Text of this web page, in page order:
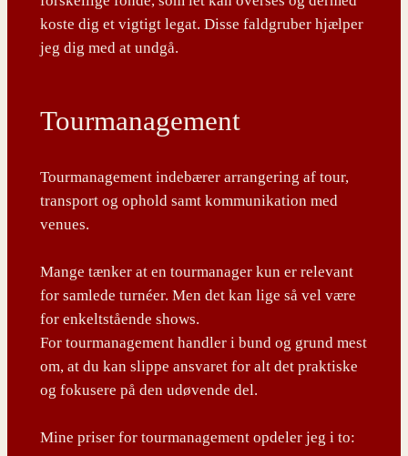
koste dig et vigtigt legat. Disse faldgruber hjælper
jeg dig med at undgå.
Tourmanagement
Tourmanagement indebærer arrangering af tour,
transport og ophold samt kommunikation med
venues.
Mange tænker at en tourmanager kun er relevant
for samlede turnéer. Men det kan lige så vel være
for enkeltstående shows.
For tourmanagement handler i bund og grund mest
om, at du kan slippe ansvaret for alt det praktiske
og fokusere på den udøvende del.
Mine priser for tourmanagement opdeler jeg i to: